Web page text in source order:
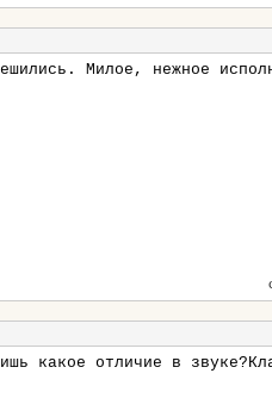
Милое, нежное
какое отличие в